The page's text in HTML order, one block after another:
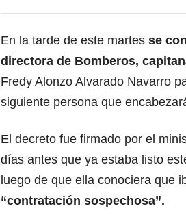
En la tarde de este martes se
directora de Bomberos,
Fredy Alonzo Alvarado Navarro
siguiente persona que
El decreto fue firmado por el
días antes que ya estaba listo
luego de que ella conociera que
“contratación sospechosa”.